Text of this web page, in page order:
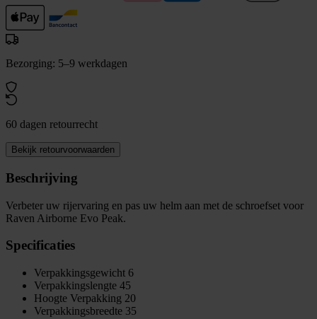
Bezorging: 5–9 werkdagen
60 dagen retourrecht
Bekijk retourvoorwaarden
Beschrijving
Verbeter uw rijervaring en pas uw helm aan met de schroefset voor
Raven Airborne Evo Peak.
Specificaties
Verpakkingsgewicht 6
Verpakkingslengte 45
Hoogte Verpakking 20
Verpakkingsbreedte 35